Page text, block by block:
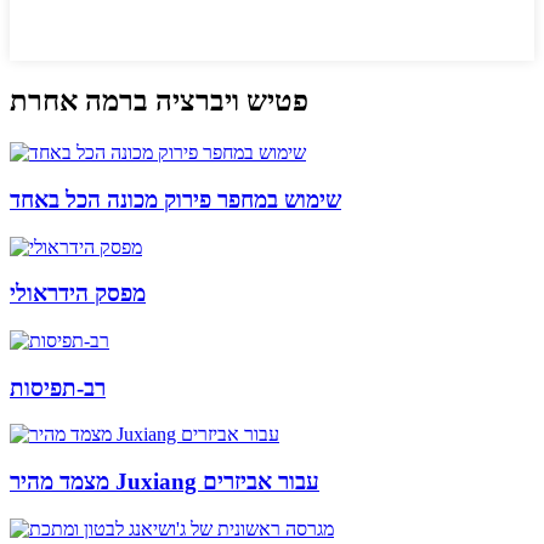
פטיש ויברציה ברמה אחרת
שימוש במחפר פירוק מכונה הכל באחד
מפסק הידראולי
רב-תפיסות
מצמד מהיר Juxiang עבור אביזרים